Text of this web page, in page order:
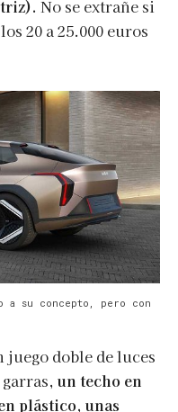
No se extrañe si
20 a 25.000 euros
su concepto, pero con
juego doble de luces
un techo en
plástico, unas